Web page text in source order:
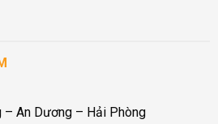
– An Dương – Hải Phòng